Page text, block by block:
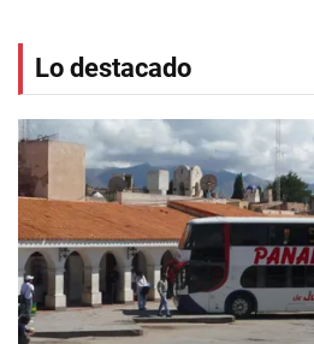
Lo destacado